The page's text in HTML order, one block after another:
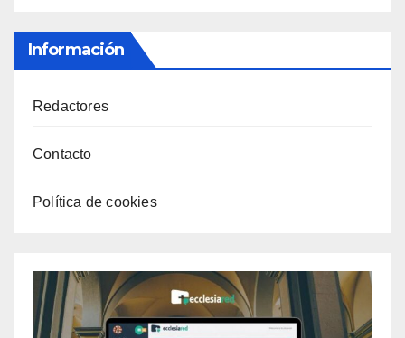
Información
Redactores
Contacto
Política de cookies